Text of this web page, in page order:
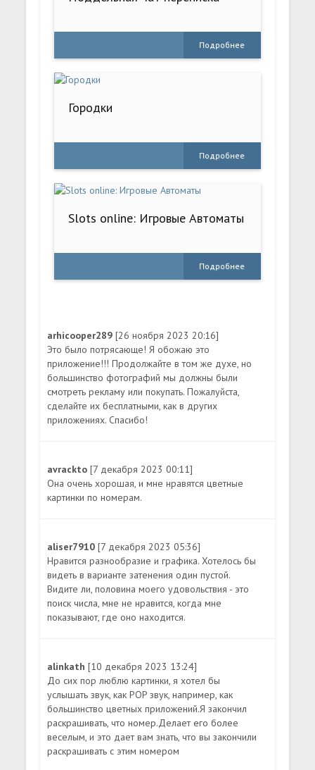
Подробнее
Городки
Подробнее
Slots online: Игровые Автоматы
Подробнее
arhicooper289[26 ноября 2023 20:16]
Это было потрясающе! Я обожаю это
приложение!!! Продолжайте в том же духе, но
большинство фотографий мы должны были
смотреть рекламу или покупать. Пожалуйста,
сделайте их бесплатными, как в других
приложениях. Спасибо!
avrackto[7 декабря 2023 00:11]
Она очень хорошая, и мне нравятся цветные
картинки по номерам.
aliser7910[7 декабря 2023 05:36]
Нравится разнообразие и графика. Хотелось бы
видеть в варианте затенения один пустой.
Видите ли, половина моего удовольствия - это
поиск числа, мне не нравится, когда мне
показывают, где оно находится.
alinkath[10 декабря 2023 13:24]
До сих пор люблю картинки, я хотел бы
услышать звук, как POP звук, например, как
большинство цветных приложений.Я закончил
раскрашивать, что номер.Делает его более
веселым, и это дает вам знать, что вы закончили
раскрашивать с этим номером